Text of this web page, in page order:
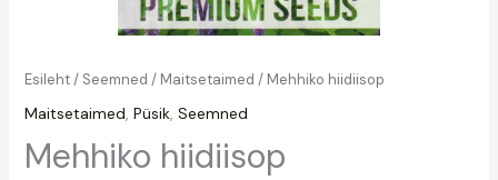
Esileht/ Seemned / Maitsetaimed / Mehhiko hiidiisop
Maitsetaimed, Püsik, Seemned
Mehhiko hiidiisop